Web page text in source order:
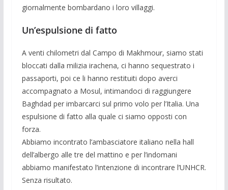
giornalmente bombardano i loro villaggi.
Un’espulsione di fatto
A venti chilometri dal Campo di Makhmour, siamo stati
bloc­cati dalla milizia irachena, ci hanno sequestrato i
passaporti, poi ce li hanno restituiti dopo averci
accompagnato a Mosul, intimandoci di raggiungere
Baghdad per imbarcarci sul primo volo per l’Italia. Una
espulsione di fatto alla quale ci siamo op­posti con
forza.
Abbiamo incontrato l’ambasciatore italiano nella hall
dell’albergo alle tre del mattino e per l’indomani
abbiamo ma­nifestato l’intenzione di incontrare l’UNHCR.
Senza risultato.